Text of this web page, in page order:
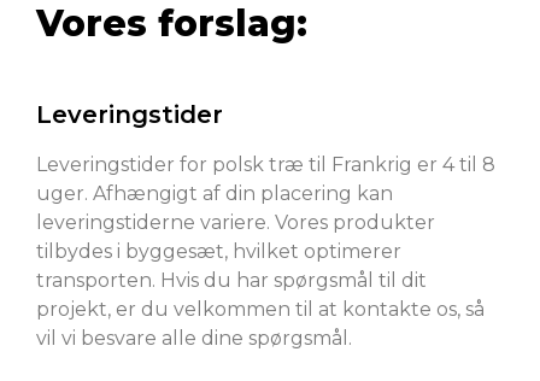
Vores forslag:
Leveringstider
Leveringstider for polsk træ til Frankrig er 4 til 8
uger. Afhængigt af din placering kan
leveringstiderne variere. Vores produkter
tilbydes i byggesæt, hvilket optimerer
transporten. Hvis du har spørgsmål til dit
projekt, er du velkommen til at kontakte os, så
vil vi besvare alle dine spørgsmål.